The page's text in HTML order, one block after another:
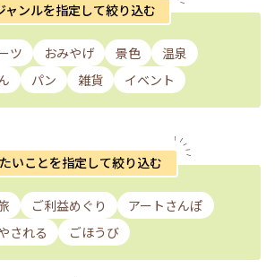
ャンルを指定して絞り込む
ツ おみやげ 景色
温泉
パン 雑貨 イベント
いことを指定して絞り込む
ご利益めぐり
アートさんぽ
される ごほうび